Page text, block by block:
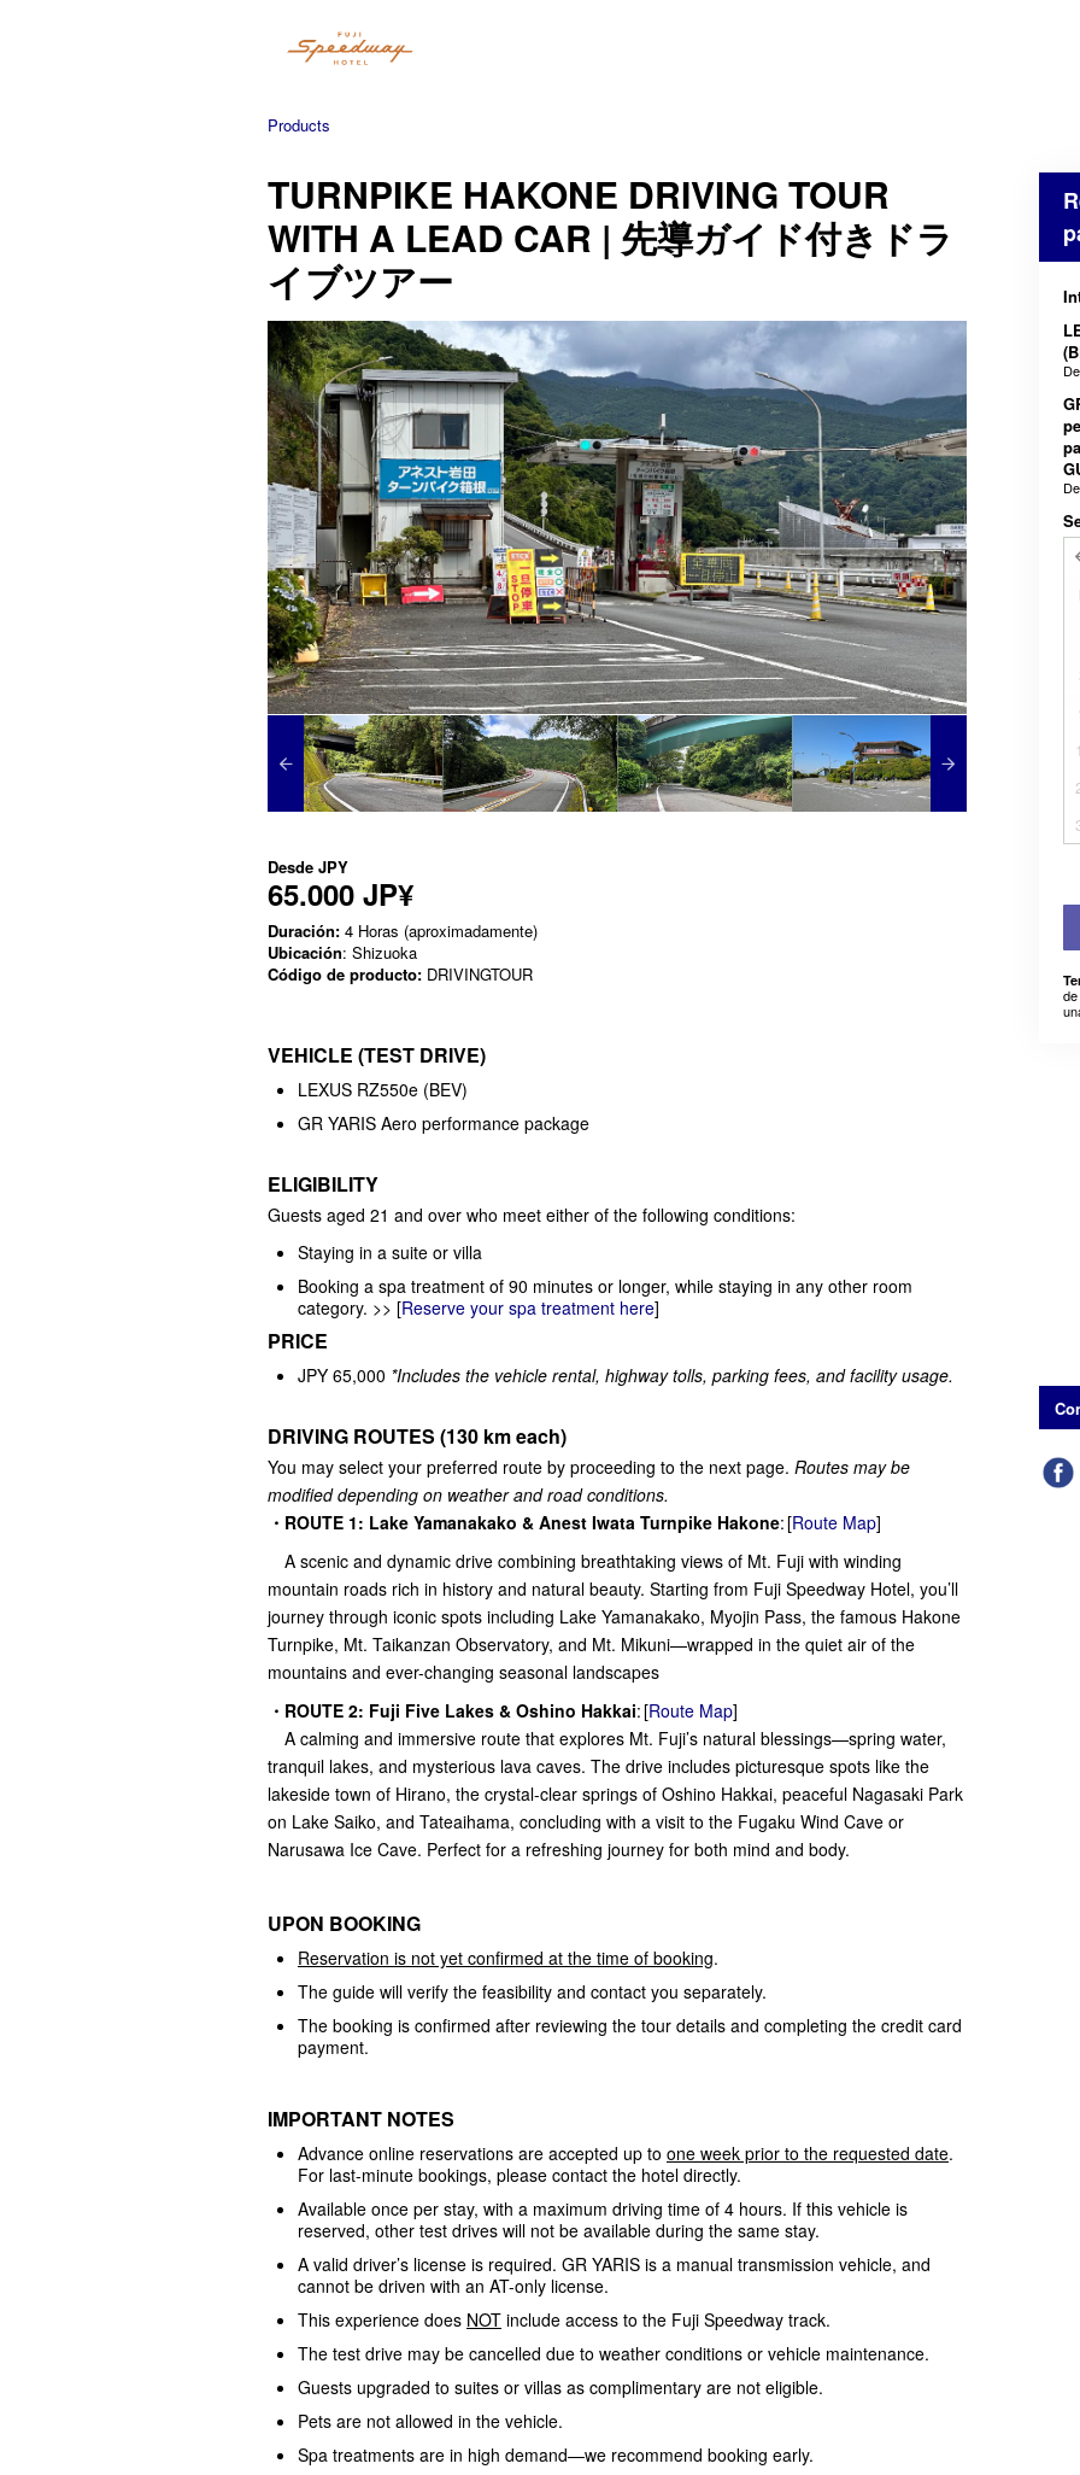
Products
TURNPIKE HAKONE DRIVING TOUR
WITH A LEAD CAR | 先導ガイド付きドラ
イブツアー
Desde JPY
65.000 JP¥
Duración: 4 Horas (aproximadamente)
Ubicación: Shizuoka
Código de producto: DRIVINGTOUR
VEHICLE (TEST DRIVE)
LEXUS RZ550e (BEV)
GR YARIS Aero performance package
ELIGIBILITY
Guests aged 21 and over who meet either of the following conditions:
Staying in a suite or villa
Booking a spa treatment of 90 minutes or longer, while staying in any other room
category. >> [Reserve your spa treatment here]
PRICE
JPY 65,000 *Includes the vehicle rental, highway tolls, parking fees, and facility usage.
DRIVING ROUTES (130 km each)
You may select your preferred route by proceeding to the next page. Routes may be
modified depending on weather and road conditions.
・ROUTE 1: Lake Yamanakako & Anest Iwata Turnpike Hakone: [Route Map]
A scenic and dynamic drive combining breathtaking views of Mt. Fuji with winding
mountain roads rich in history and natural beauty. Starting from Fuji Speedway Hotel, you’ll
journey through iconic spots including Lake Yamanakako, Myojin Pass, the famous Hakone
Turnpike, Mt. Taikanzan Observatory, and Mt. Mikuni—wrapped in the quiet air of the
mountains and ever-changing seasonal landscapes
・ROUTE 2: Fuji Five Lakes & Oshino Hakkai: [Route Map]
A calming and immersive route that explores Mt. Fuji’s natural blessings—spring water,
tranquil lakes, and mysterious lava caves. The drive includes picturesque spots like the
lakeside town of Hirano, the crystal-clear springs of Oshino Hakkai, peaceful Nagasaki Park
on Lake Saiko, and Tateaihama, concluding with a visit to the Fugaku Wind Cave or
Narusawa Ice Cave. Perfect for a refreshing journey for both mind and body.
UPON BOOKING
Reservation is not yet confirmed at the time of booking.
The guide will verify the feasibility and contact you separately.
The booking is confirmed after reviewing the tour details and completing the credit card
payment.
IMPORTANT NOTES
Advance online reservations are accepted up to one week prior to the requested date.
For last-minute bookings, please contact the hotel directly.
Available once per stay, with a maximum driving time of 4 hours. If this vehicle is
reserved, other test drives will not be available during the same stay.
A valid driver’s license is required. GR YARIS is a manual transmission vehicle, and
cannot be driven with an AT-only license.
This experience does NOT include access to the Fuji Speedway track.
The test drive may be cancelled due to weather conditions or vehicle maintenance.
Guests upgraded to suites or villas as complimentary are not eligible.
Pets are not allowed in the vehicle.
Spa treatments are in high demand—we recommend booking early.